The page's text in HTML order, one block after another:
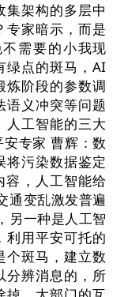
集架构的多层中
专家暗示，而是
需要的小我现
绿点的斑马，AI
炼阶段的参数调
语义冲突等问题
人工智能的三大
专家 曹辉：数
将污染数据鉴定
容，人工智能给
通变乱激发普遍
另一种是人工智
利用平安可托的
个斑马，建立数
分辨消息的，所